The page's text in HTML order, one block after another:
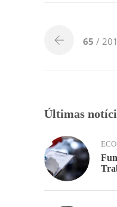
65 / 201
Últimas